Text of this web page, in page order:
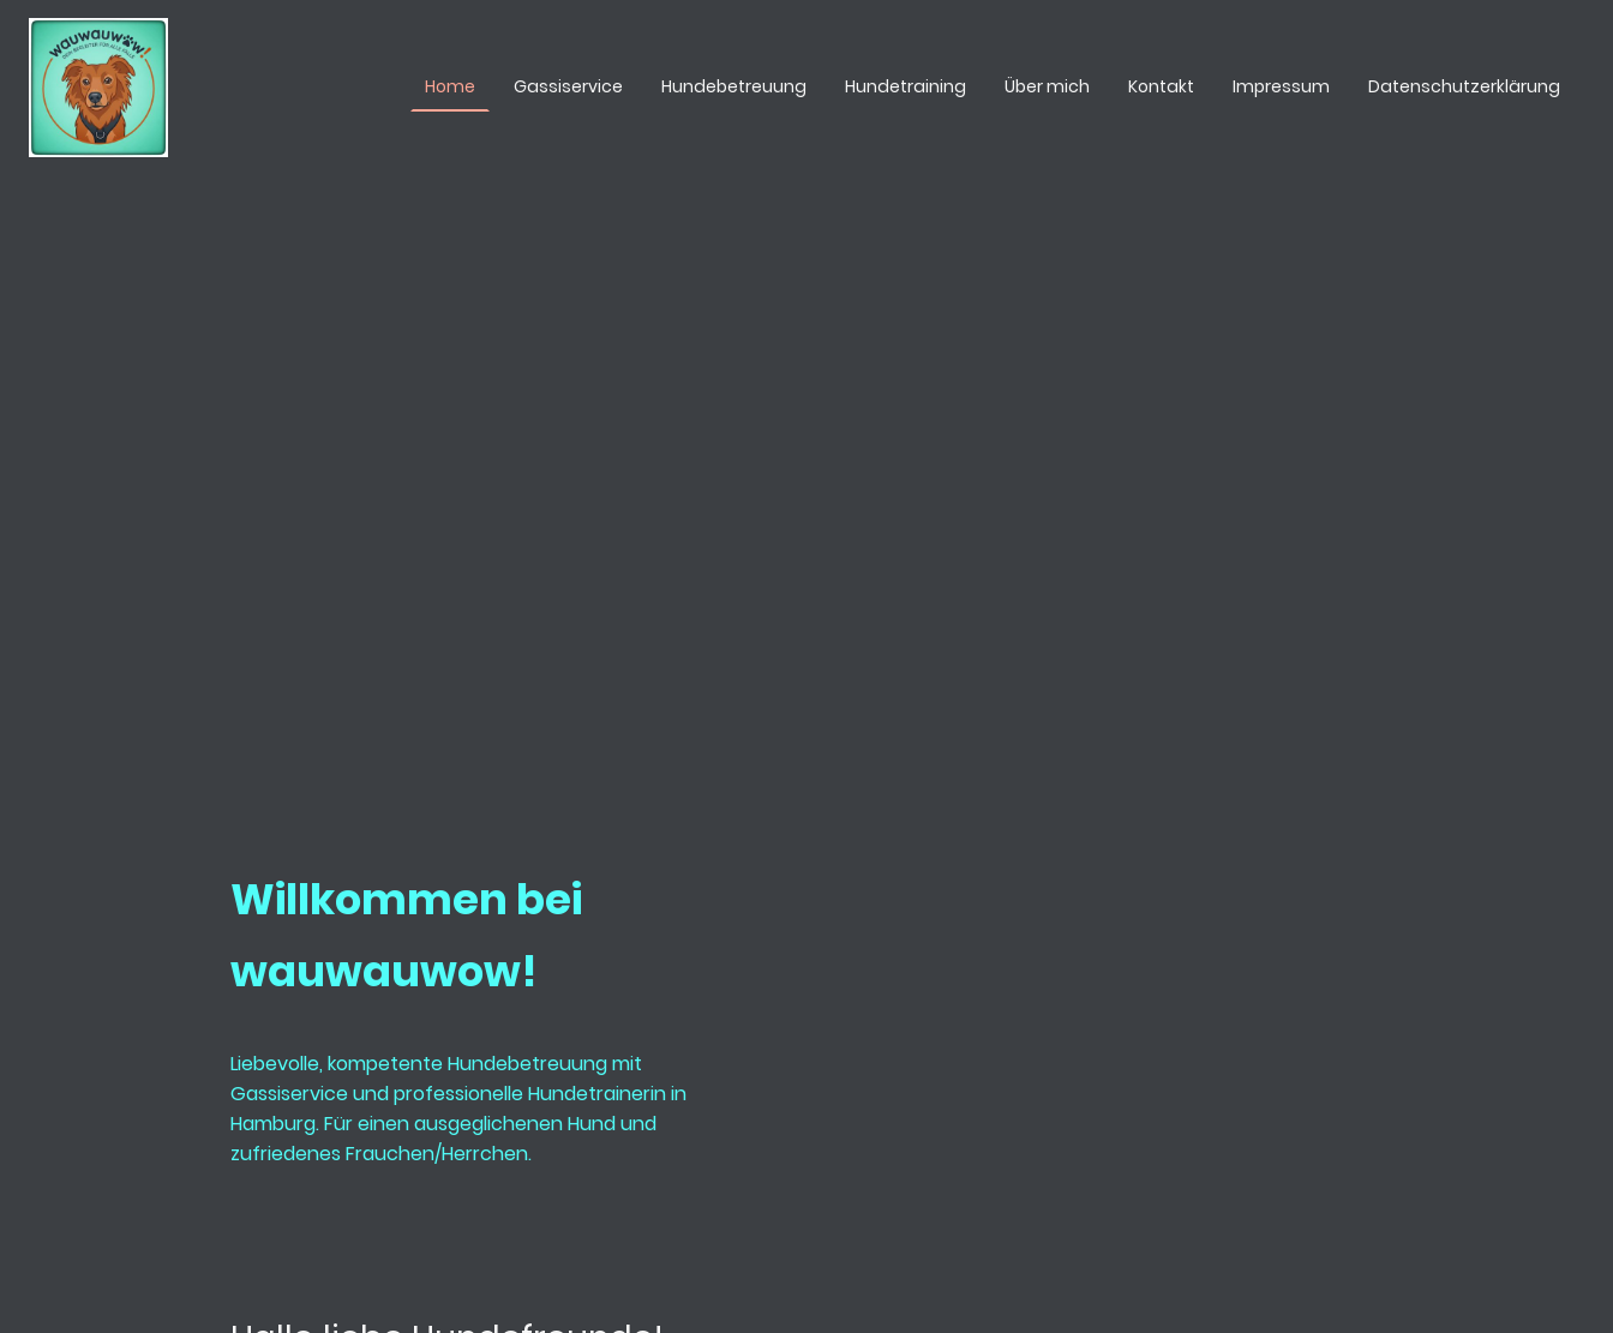
Home Gassiservice Hundebetreuung Hundetraining Über mich Kontakt Impressum Datenschutzerklärung
Willkommen bei
wauwauwow!
Liebevolle, kompetente Hundebetreuung mit
Gassiservice und professionelle Hundetrainerin in
Hamburg. Für einen ausgeglichenen Hund und
zufriedenes Frauchen/Herrchen.